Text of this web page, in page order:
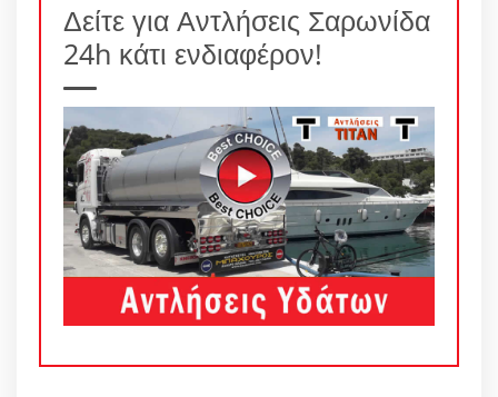
Δείτε για Αντλήσεις Σαρωνίδα
24h κάτι ενδιαφέρον!